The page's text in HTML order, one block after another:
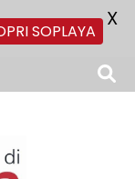
SOPLAYA X